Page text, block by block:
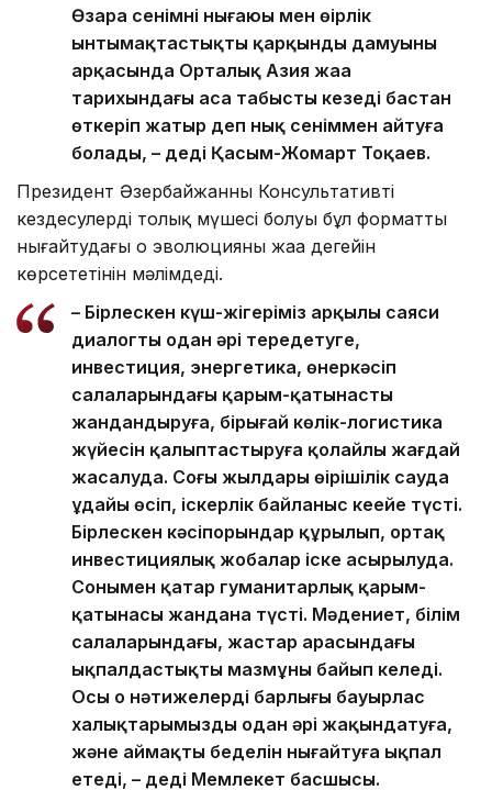
Өзара сенімнің нығаюы мен өңірлік
ынтымақтастықтың қарқынды дамуының
арқасында Орталық Азия жаңа
тарихындағы аса табысты кезеңді бастан
өткеріп жатыр деп нық сеніммен айтуға
болады, – деді Қасым-Жомарт Тоқаев.
Президент Әзербайжанның Консультативті
кездесулердің толық мүшесі болуы бұл форматты
нығайтудағы оң эволюцияның жаңа деңгейін
көрсететінін мәлімдеді.
– Бірлескен күш-жігеріміз арқылы саяси
диалогты одан әрі тереңдетуге,
инвестиция, энергетика, өнеркәсіп
салаларындағы қарым-қатынасты
жандандыруға, бірыңғай көлік-логистика
жүйесін қалыптастыруға қолайлы жағдай
жасалуда. Соңғы жылдары өңірішілік сауда
ұдайы өсіп, іскерлік байланыс кеңейе түсті.
Бірлескен кәсіпорындар құрылып, ортақ
инвестициялық жобалар іске асырылуда.
Сонымен қатар гуманитарлық қарым-
қатынасы жандана түсті. Мәдениет, білім
салаларындағы, жастар арасындағы
ықпалдастықтың мазмұны байып келеді.
Осы оң нәтижелердің барлығы бауырлас
халықтарымызды одан әрі жақындатуға,
және аймақтың беделін нығайтуға ықпал
етеді, – деді Мемлекет басшысы.